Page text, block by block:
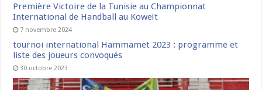
Première Victoire de la Tunisie au Championnat
International de Handball au Koweït
7 novembre 2024
tournoi international Hammamet 2023 : programme et
liste des joueurs convoqués
30 octobre 2023